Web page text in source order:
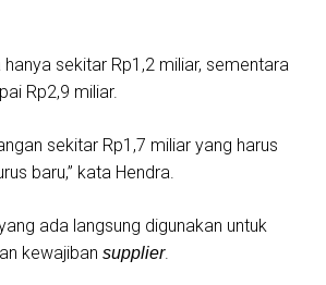
sekitar Rp1,2 miliar, sementara
Rp2,9 miliar.
sekitar Rp1,7 miliar yang harus
baru,” kata Hendra.
ada langsung digunakan untuk
kewajiban supplier.